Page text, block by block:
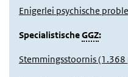
Enigerlei psychische
SpecialistischeGGZ:
Stemmingsstoornis